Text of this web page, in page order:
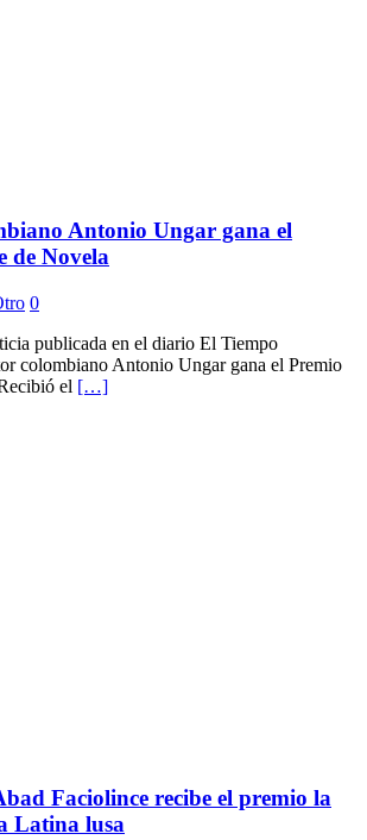
Antonio Ungar gana el
de Novela
0
publicada en el diario El Tiempo
colombiano Antonio Ungar gana el Premio
el […]
Faciolince recibe el premio la
Latina lusa